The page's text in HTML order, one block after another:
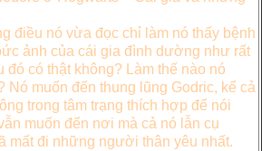
điều nó vừa đọc chỉ làm nó thấy bệnh
ảnh của cái gia đình dường như rất
đó có thật không? Làm thế nào nó
Nó muốn đến thung lũng Godric, kể cả
trong tâm trạng thích hợp để nói
muốn đến nơi mà cả nó lẫn cụ
mất đi những người thân yêu nhất.